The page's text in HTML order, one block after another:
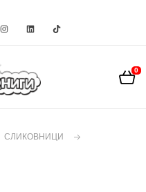
0
СЛИКОВНИЦИ